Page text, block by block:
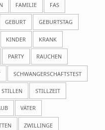
FAMILIE FAS
GEBURT GEBURTSTAG
KINDER KRANK
PARTY RAUCHEN
SCHWANGERSCHAFTSTEST
STILLEN STILLZEIT
VÄTER
ZWILLINGE